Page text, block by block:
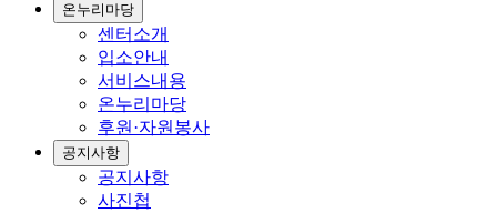
온누리마당
센터소개
입소안내
서비스내용
온누리마당
후원·자원봉사
공지사항
공지사항
사진첩